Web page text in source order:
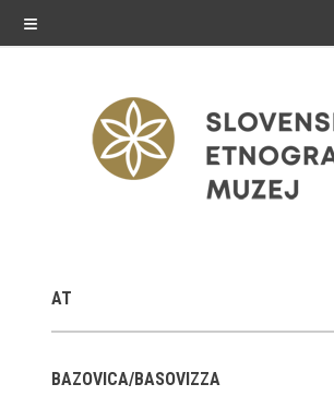
≡
Stalne razstave
Občasne razstave
AT
BAZOVICA/BASOVIZZA